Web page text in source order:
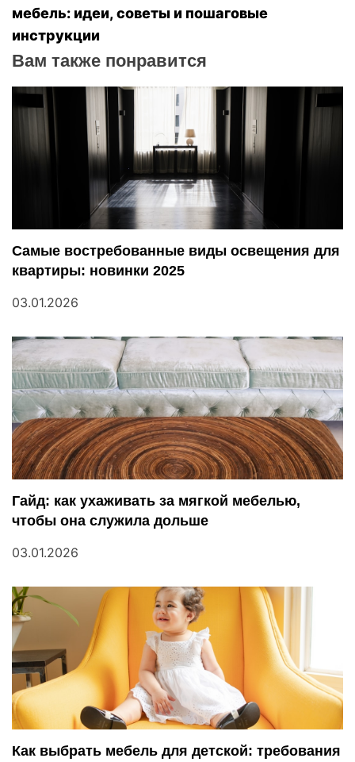
и
г
а
и
п
о
з
п
и
с
я
м
мебель: идеи, советы и пошаговые
инструкции
Вам также понравится
Самые востребованные виды освещения для
квартиры: новинки 2025
03.01.2026
Гайд: как ухаживать за мягкой мебелью,
чтобы она служила дольше
03.01.2026
Как выбрать мебель для детской: требования